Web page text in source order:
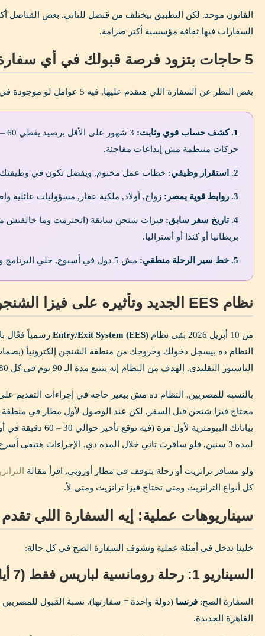
القانون موحد, لكن التطبيق بيختلف من قنصل للتاني. بعض القناصل
السفارات فيها ثقافة مؤسسية أكتر صرامة.
5 حاجات بتزود فرصة قبولك في أي سفارة شنجن
بغض النظر عن السفارة اللي هتقدم عليها, فيه 5 عوامل لو موجودة في ملفك بتزود فرصك كتير:
1. كشف حساب قوي وثابت:
حركات منتظمة مش إيداعات مفاجئة.
2. استقرار وظيفي: خطاب عمل مختوم, ويفضل تكون في وظيفتك
3. روابط قوية بمصر: زواج, أولاد, ملكية عقار, مسؤوليات عائلية
4. تاريخ سفر سابق:
فيزات شنجن سابقة (اتحترمت وما خالفتش
بريطانيا أو كندا أو أستراليا.
5. خط سير الرحلة منطقي: مش 5 دول في أسبوع, خلي البرنامج واقعي ومتناسق مع حجوزاتك.
نظام EES الجديد وتأثيره على فيزا الشنجن للمصريين 2026
من 10 أبريل 2026 بقى نظام
Entry/Exit System (EES)
النظام ده بيسجل دخولك وخروجك من منطقة الشنجن إلكترونياً
الباسبور التقليدي. الهدف من النظام إنه يتتبع مدة الـ 90 يوم في كل 180 يوم بشكل أوتوماتيكي.
بالنسبة للمصريين, النظام ده مش بيغير حاجة في إجراءات التقديم
محتاج فيزا شنجن قبل السفر, لكن عند الوصول لأول مطار في
بياناتك البيومترية
لمدة 3 سنين, فلو سافرت تاني خلال المدة دي, الإجراءات هتبقى أسرع.
ولو مسافر ترانزيت أو رحلة بتوقف في مطار أوروبي, اقرأ مقالة
كل أنواع الترانزيت ومتى تحتاج فيزا ترانزيت ومتى لأ.
سيناريوهات عملية: إيه السفارة اللي تقدم
خلينا ندخل في أمثلة عملية ونشوف السفارة الصح في كل حالة:
السيناريو 1: رحلة رومانسية لباريس فقط (7 أيام)
السفارة الصح: فرنسا
القاهرة الجديدة.